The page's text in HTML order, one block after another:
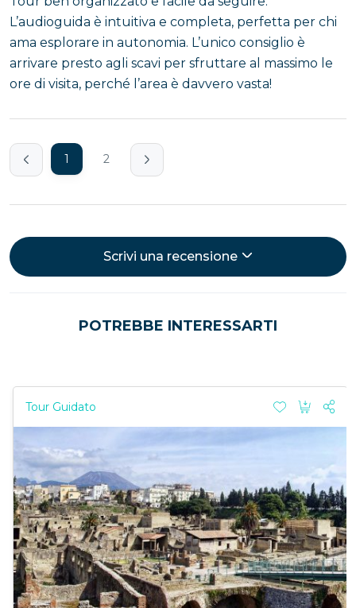
L’audioguida è intuitiva e completa, perfetta per chi
ama esplorare in autonomia. L’unico consiglio è
arrivare presto agli scavi per sfruttare al massimo le
ore di visita, perché l’area è davvero vasta!
1 2
Scrivi una recensione
POTREBBE INTERESSARTI
Tour Guidato